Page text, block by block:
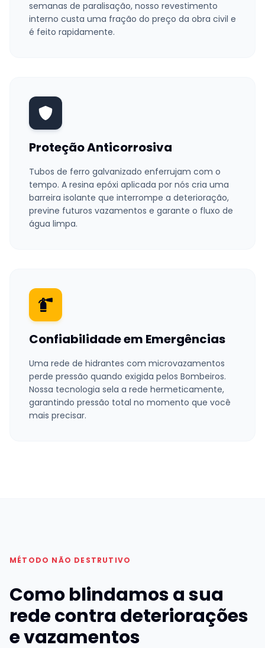
semanas de paralisação, nosso revestimento
interno custa uma fração do preço da obra civil e
é feito rapidamente.
Proteção Anticorrosiva
Tubos de ferro galvanizado enferrujam com o
tempo. A resina epóxi aplicada por nós cria uma
barreira isolante que interrompe a deterioração,
previne futuros vazamentos e garante o fluxo de
água limpa.
Confiabilidade em Emergências
Uma rede de hidrantes com microvazamentos
perde pressão quando exigida pelos Bombeiros.
Nossa tecnologia sela a rede hermeticamente,
garantindo pressão total no momento que você
mais precisar.
MÉTODO NÃO DESTRUTIVO
Como blindamos a sua
rede contra deteriorações
e vazamentos